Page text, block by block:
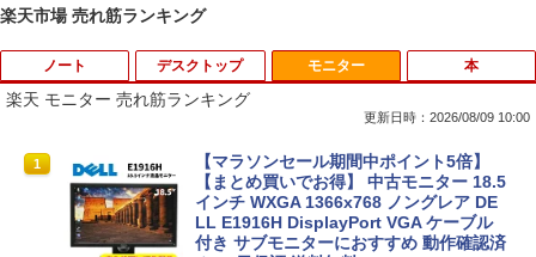
楽天市場 売れ筋ランキング
ノート
1
中古ノートパソコン インテル Celeron C
ore i5 Windows11 Pro Office 2024付き
メモリ4GB/8GB/16GB選択可 SSD128G
B/1TB選択可 15.6型 テンキー ビジネス
在宅勤務 学生向け 初期設定不要 店長お
デスクトップ モニター
楽天 モニター 売れ筋ランキング
更新日時：2026/08/09 10:00
1
【マラソンセール期間中ポイント5倍】
【まとめ買いでお得】 中古モニター 18.5
インチ WXGA 1366x768 ノングレア DE
LL E1916H DisplayPort VGA ケーブル
付き サブモニターにおすすめ 動作確認済
本